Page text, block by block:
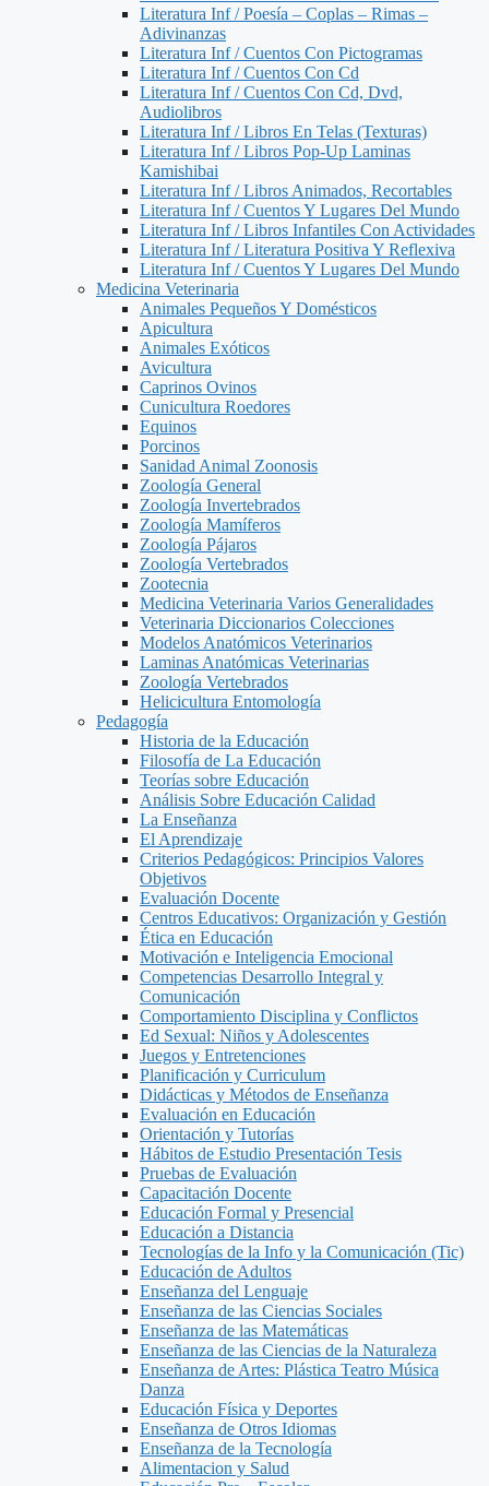
Literatura Inf / Poesía – Coplas – Rimas –
Adivinanzas
Literatura Inf / Cuentos Con Pictogramas
Literatura Inf / Cuentos Con Cd
Literatura Inf / Cuentos Con Cd, Dvd,
Audiolibros
Literatura Inf / Libros En Telas (Texturas)
Literatura Inf / Libros Pop-Up Laminas
Kamishibai
Literatura Inf / Libros Animados, Recortables
Literatura Inf / Cuentos Y Lugares Del Mundo
Literatura Inf / Libros Infantiles Con Actividades
Literatura Inf / Literatura Positiva Y Reflexiva
Literatura Inf / Cuentos Y Lugares Del Mundo
Medicina Veterinaria
Animales Pequeños Y Domésticos
Apicultura
Animales Exóticos
Avicultura
Caprinos Ovinos
Cunicultura Roedores
Equinos
Porcinos
Sanidad Animal Zoonosis
Zoología General
Zoología Invertebrados
Zoología Mamíferos
Zoología Pájaros
Zoología Vertebrados
Zootecnia
Medicina Veterinaria Varios Generalidades
Veterinaria Diccionarios Colecciones
Modelos Anatómicos Veterinarios
Laminas Anatómicas Veterinarias
Zoología Vertebrados
Helicicultura Entomología
Pedagogía
Historia de la Educación
Filosofía de La Educación
Teorías sobre Educación
Análisis Sobre Educación Calidad
La Enseñanza
El Aprendizaje
Criterios Pedagógicos: Principios Valores
Objetivos
Evaluación Docente
Centros Educativos: Organización y Gestión
Ética en Educación
Motivación e Inteligencia Emocional
Competencias Desarrollo Integral y
Comunicación
Comportamiento Disciplina y Conflictos
Ed Sexual: Niños y Adolescentes
Juegos y Entretenciones
Planificación y Curriculum
Didácticas y Métodos de Enseñanza
Evaluación en Educación
Orientación y Tutorías
Hábitos de Estudio Presentación Tesis
Pruebas de Evaluación
Capacitación Docente
Educación Formal y Presencial
Educación a Distancia
Tecnologías de la Info y la Comunicación (Tic)
Educación de Adultos
Enseñanza del Lenguaje
Enseñanza de las Ciencias Sociales
Enseñanza de las Matemáticas
Enseñanza de las Ciencias de la Naturaleza
Enseñanza de Artes: Plástica Teatro Música
Danza
Educación Física y Deportes
Enseñanza de Otros Idiomas
Enseñanza de la Tecnología
Alimentacion y Salud